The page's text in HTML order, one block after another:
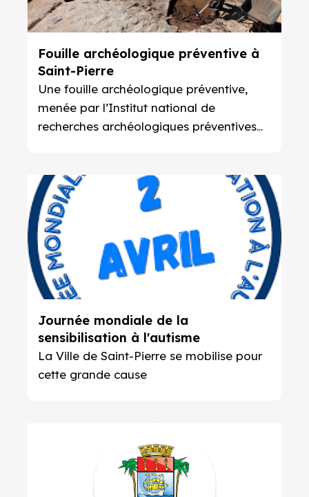
Fouille archéologique préventive à
Saint-Pierre
Une fouille archéologique préventive,
menée par l’Institut national de
recherches archéologiques préventives
National de Revitalisation Urbaine
Action Cœur de Ville.
Journée mondiale de la
sensibilisation à l'autisme
La Ville de Saint-Pierre se mobilise pour
cette grande cause